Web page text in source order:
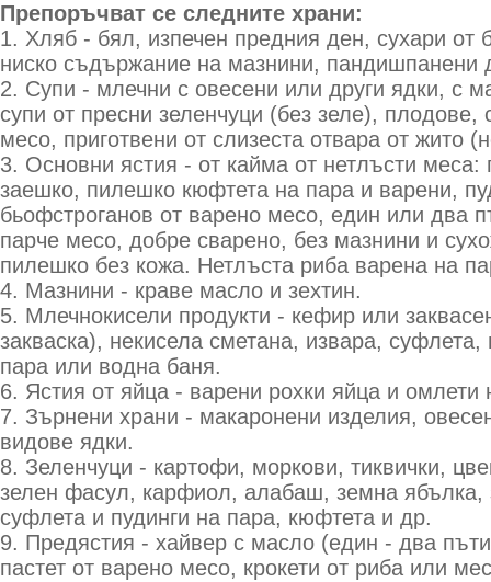
Препоръчват се следните храни:
1. Хляб - бял, изпечен предния ден, сухари от
ниско съдържание на мазнини, пандишпанени
2. Супи - млечни с овесени или други ядки, с
супи от пресни зеленчуци (без зеле), плодове,
месо, приготвени от слизеста отвара от жито
3. Основни ястия - от кайма от нетлъсти меса:
заешко, пилешко кюфтета на пара и варени,
бьофстроганов от варено месо, един или два
парче месо, добре сварено, без мазнини и
пилешко без кожа. Нетлъста риба варена на
4. Мазнини - краве масло и зехтин.
5. Млечнокисели продукти - кефир или
закваска), некисела сметана, извара, суфлета,
пара или водна баня.
6. Ястия от яйца - варени рохки яйца и омлети
7. Зърнени храни - макаронени изделия,
видове ядки.
8. Зеленчуци - картофи, моркови, тиквички,
зелен фасул, карфиол, алабаш, земна ябълка,
суфлета и пудинги на пара, кюфтета и др.
9. Предястия - хайвер с масло (един - два
пастет от варено месо, крокети от риба или